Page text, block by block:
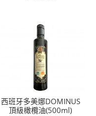
西班牙多美娜DOMINUS
頂級橄欖油(500ml)